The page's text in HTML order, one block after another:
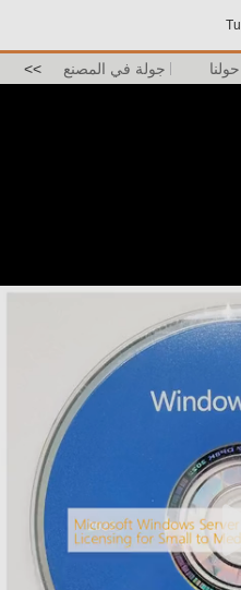
حولنا جولة في المصنع >>